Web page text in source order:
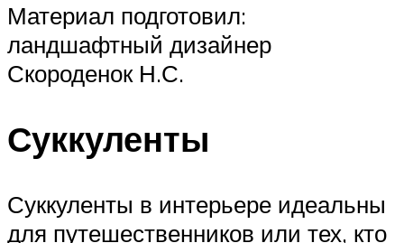
Материал подготовил:
ландшафтный дизайнер
Скороденок Н.С.
Суккуленты
Суккуленты в интерьере идеальны
для путешественников или тех, кто